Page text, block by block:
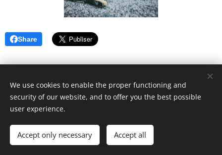
Share
Språk
Norsk
English
We use cookies to enable the proper functioning and
security of our website, and to offer you the best possible
user experience.
Accept only necessary Accept all